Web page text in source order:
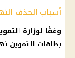
أسباب الحذف
بطاقات التموين